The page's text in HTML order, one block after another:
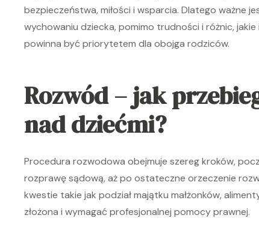
bezpieczeństwa, miłości i wsparcia. Dlatego ważne
wychowaniu dziecka, pomimo trudności i różnic,
powinna być priorytetem dla obojga rodziców.
Rozwód – jak
nad dziećmi?
Procedura rozwodowa obejmuje szereg kroków,
rozprawę sądową, aż po ostateczne orzeczenie
kwestie takie jak podział majątku małżonków,
złożona i wymagać profesjonalnej pomocy prawnej.